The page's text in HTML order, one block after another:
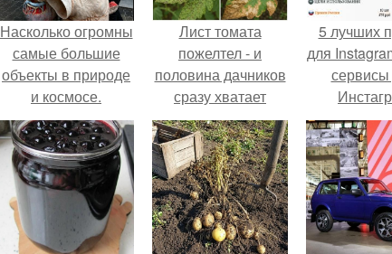
Насколько огромны
самые большие
объекты в природе
и космосе.
Лист томата
пожелтел - и
половина дачников
сразу хватает
удобрение.
5 лучших
для